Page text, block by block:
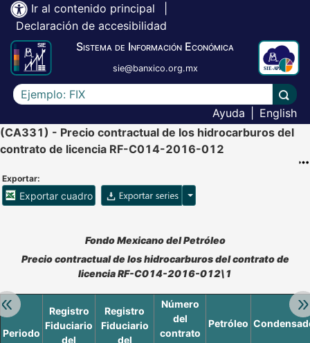
Ir al contenido principal
Declaración de accesibilidad
Sistema de Información Económica
sie@banxico.org.mx
Escriba el texto a buscar
Ayuda
English
(CA331) - Precio contractual de los hidrocarburos del
contrato de licencia RF-C014-2016-012
Exportar:
Exportar cuadro Opciones para exportar
Retroceder:
Accesibilidad de Cuadros Analíticos, al exportar el cuadro
Fondo Mexicano del Petróleo
Precio contractual de los hidrocarburos del contrato de
licencia RF-C014-2016-012\1
Periodo
Registro
Fiduciario
del
Registro
Fiduciario
del
Número
del
contrato
Petróleo